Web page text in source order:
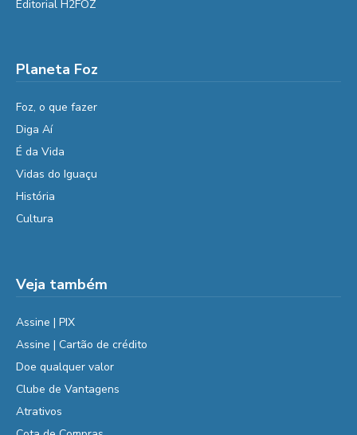
Editorial H2FOZ
Planeta Foz
Foz, o que fazer
Diga Aí
É da Vida
Vidas do Iguaçu
História
Cultura
Veja também
Assine | PIX
Assine | Cartão de crédito
Doe qualquer valor
Clube de Vantagens
Atrativos